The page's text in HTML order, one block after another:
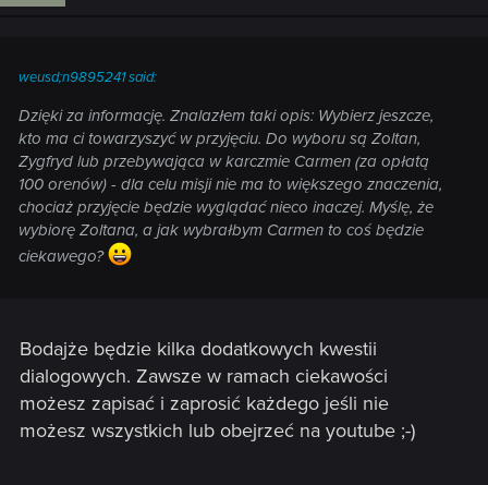
weusd;n9895241 said:
Dzięki za informację. Znalazłem taki opis: Wybierz jeszcze,
kto ma ci towarzyszyć w przyjęciu. Do wyboru są Zoltan,
Zygfryd lub przebywająca w karczmie Carmen (za opłatą
100 orenów) - dla celu misji nie ma to większego znaczenia,
chociaż przyjęcie będzie wyglądać nieco inaczej. Myślę, że
wybiorę Zoltana, a jak wybrałbym Carmen to coś będzie
ciekawego?
Bodajże będzie kilka dodatkowych kwestii
dialogowych. Zawsze w ramach ciekawości
możesz zapisać i zaprosić każdego jeśli nie
możesz wszystkich lub obejrzeć na youtube ;-)